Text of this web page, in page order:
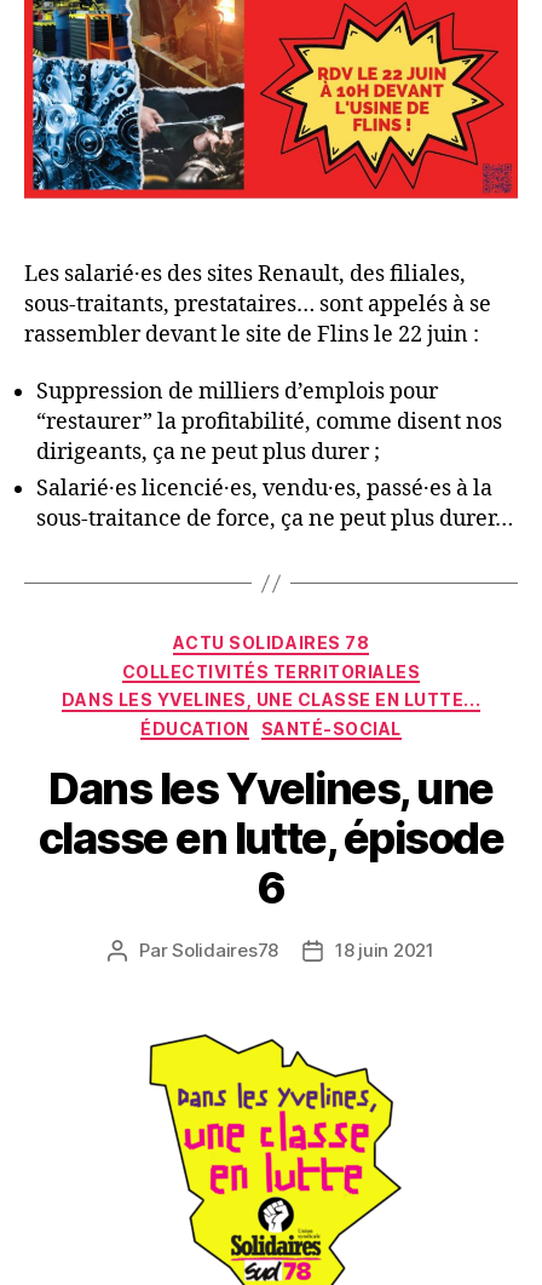
Les salarié·es des sites Renault, des filiales,
sous-traitants, prestataires… sont appelés à se
rassembler devant le site de Flins le 22 juin :
Suppression de milliers d’emplois pour
“restaurer” la profitabilité, comme disent nos
dirigeants, ça ne peut plus durer ;
Salarié·es licencié·es, vendu·es, passé·es à la
sous-traitance de force, ça ne peut plus durer…
Catégories
ACTU SOLIDAIRES 78
COLLECTIVITÉS TERRITORIALES
DANS LES YVELINES, UNE CLASSE EN LUTTE...
ÉDUCATION
SANTÉ-SOCIAL
Dans les Yvelines, une
classe en lutte, épisode
6
Auteur
ParSolidaires78
Date18 juin 2021